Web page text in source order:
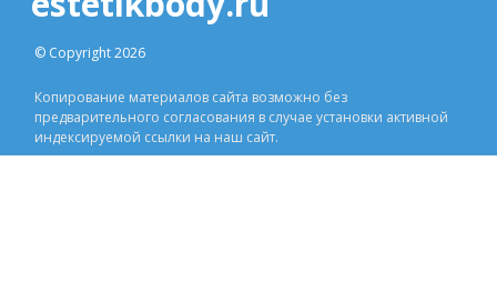
© Copyright 2026
Копирование материалов сайта возможно без
предварительного согласования в случае установки активной
индексируемой ссылки на наш сайт.